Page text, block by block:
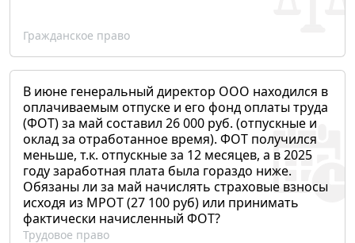
Гражданское право
В июне генеральный директор ООО находился в
оплачиваемым отпуске и его фонд оплаты труда
(ФОТ) за май составил 26 000 руб. (отпускные и
оклад за отработанное время). ФОТ получился
меньше, т.к. отпускные за 12 месяцев, а в 2025
году заработная плата была гораздо ниже.
Обязаны ли за май начислять страховые взносы
исходя из МРОТ (27 100 руб) или принимать
фактически начисленный ФОТ?
Трудовое право